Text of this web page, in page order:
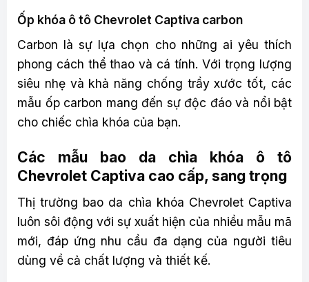
Ốp khóa ô tô Chevrolet Captiva carbon
Carbon là sự lựa chọn cho những ai yêu thích
phong cách thể thao và cá tính. Với trọng lượng
siêu nhẹ và khả năng chống trầy xước tốt, các
mẫu ốp carbon mang đến sự độc đáo và nổi bật
cho chiếc chìa khóa của bạn.
Các mẫu bao da chìa khóa ô tô
Chevrolet Captiva cao cấp, sang trọng
Thị trường bao da chìa khóa Chevrolet Captiva
luôn sôi động với sự xuất hiện của nhiều mẫu mã
mới, đáp ứng nhu cầu đa dạng của người tiêu
dùng về cả chất lượng và thiết kế.